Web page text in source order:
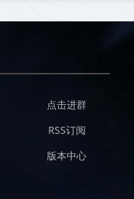
点击进群
RSS订阅
版本中心